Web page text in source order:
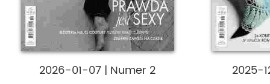
2026-01-07 | Numer 2 2025-